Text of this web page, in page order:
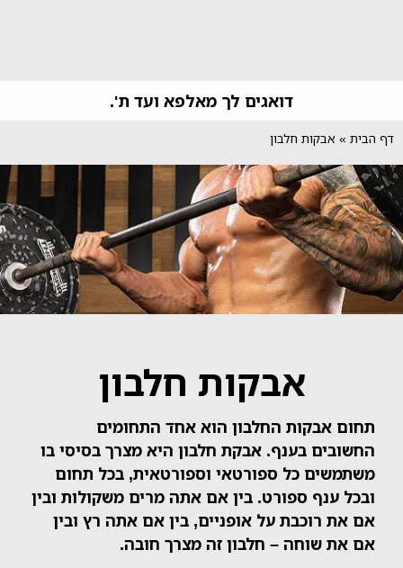
דואגים לך מאלפא ועד ת'.
דף הבית » אבקות חלבון
אבקות חלבון
תחום אבקות החלבון הוא אחד התחומים
החשובים בענף. אבקת חלבון היא מצרך בסיסי בו
משתמשים כל ספורטאי וספורטאית, בכל תחום
ובכל ענף ספורט. בין אם אתה מרים משקולות ובין
אם את רוכבת על אופניים, בין אם אתה רץ ובין
אם את שוחה – חלבון זה מצרך חובה.